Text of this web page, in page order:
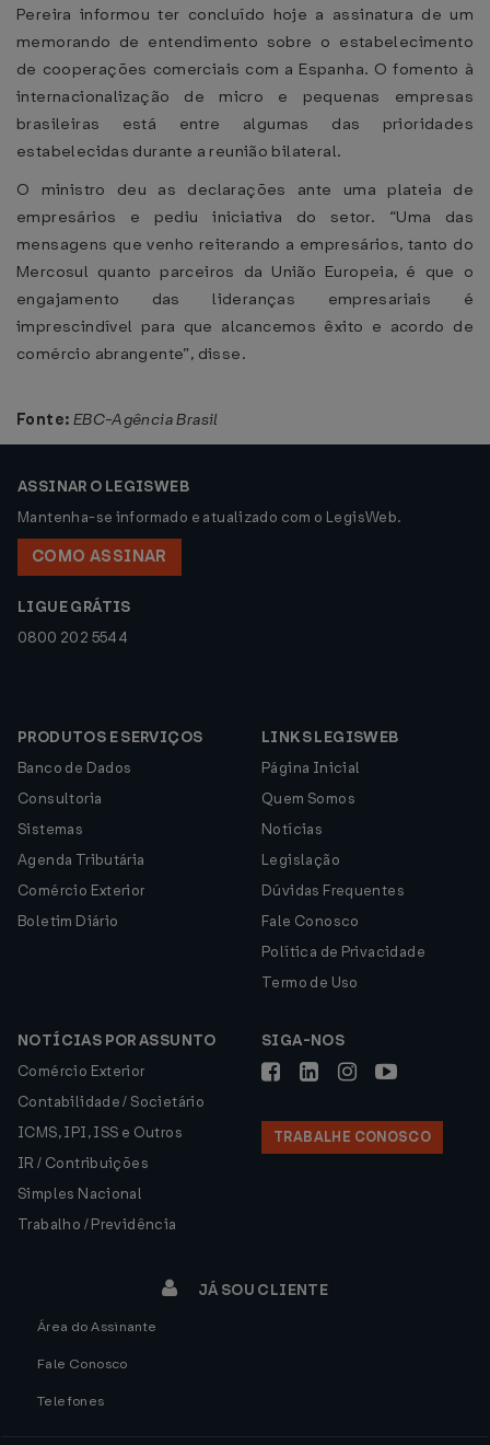
Pereira informou ter concluído hoje a assinatura de um
memorando de entendimento sobre o estabelecimento
de cooperações comerciais com a Espanha. O fomento à
internacionalização de micro e pequenas empresas
brasileiras está entre algumas das prioridades
estabelecidas durante a reunião bilateral.
O ministro deu as declarações ante uma plateia de
empresários e pediu iniciativa do setor. “Uma das
mensagens que venho reiterando a empresários, tanto do
Mercosul quanto parceiros da União Europeia, é que o
engajamento das lideranças empresariais é
imprescindível para que alcancemos êxito e acordo de
comércio abrangente”, disse.
Fonte: EBC-Agência Brasil
ASSINAR O LEGISWEB
Mantenha-se informado e atualizado com o LegisWeb.
COMO ASSINAR
LIGUE GRÁTIS
0800 202 5544
PRODUTOS E SERVIÇOS
Banco de Dados
Consultoria
Sistemas
Agenda Tributária
Comércio Exterior
Boletim Diário
LINKS LEGISWEB
Página Inicial
Quem Somos
Notícias
Legislação
Dúvidas Frequentes
Fale Conosco
Política de Privacidade
Termo de Uso
NOTÍCIAS POR ASSUNTO
Comércio Exterior
Contabilidade / Societário
ICMS, IPI, ISS e Outros
IR / Contribuições
Simples Nacional
Trabalho / Previdência
SIGA-NOS
TRABALHE CONOSCO
JÁ SOU CLIENTE
Área do Assinante
Fale Conosco
Telefones